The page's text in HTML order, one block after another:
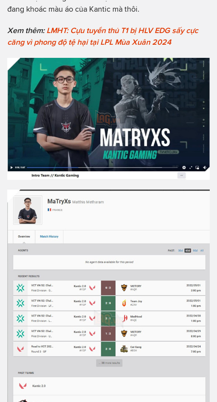
đang khoác màu áo của Kantic mà thôi.
Xem thêm: LMHT: Cựu tuyển thủ T1 bị HLV EDG sấy cực
căng vì phong độ tệ hại tại LPL Mùa Xuân 2024